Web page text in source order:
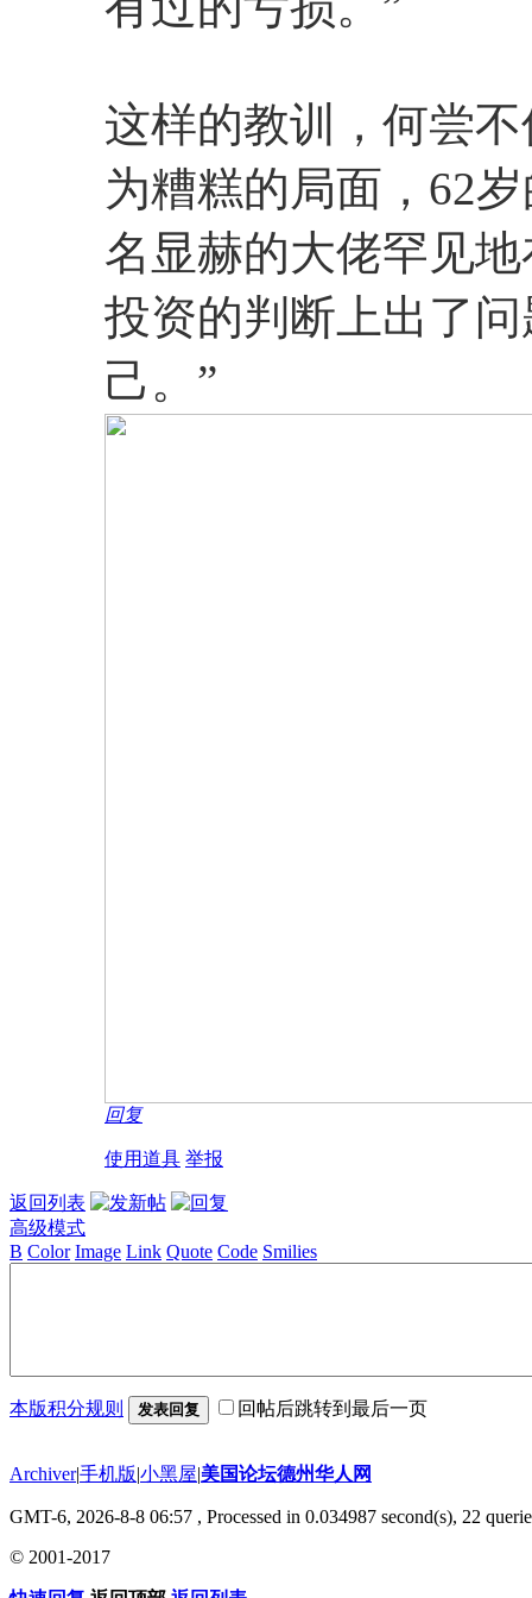
这样的教训，何尝
为糟糕的局面，62
名显赫的大佬罕见
投资的判断上出了
己。”
回复
使用道具 举报
返回列表
高级模式
B Color Image Link Quote Code Smilies
本版积分规则 发表回复 回帖后跳转到最后一页
Archiver|手机版|小黑屋|美国论坛德州华人网
GMT-6, 2026-8-8 06:57 , Processed in 0.034987 second(s), 22
© 2001-2017